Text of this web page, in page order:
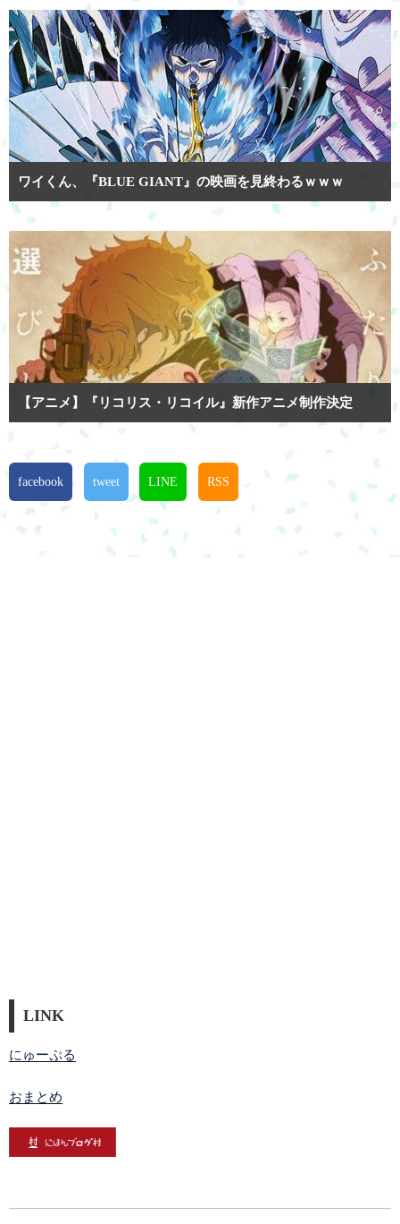
ワイくん、『BLUE GIANT』の映画を見終わるｗｗｗ
【アニメ】『リコリス・リコイル』新作アニメ制作決定
facebook tweet LINE RSS
LINK
にゅーぷる
おまとめ